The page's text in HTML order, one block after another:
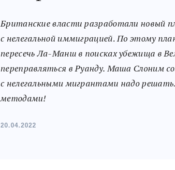
Британские власти разработали новый
с нелегальной иммиграцией. По этому
пересечь Ла-Манш в поисках убежища в
переправляться в Руанду. Маша Слоним
с нелегальными мигрантами надо
методами!
20.04.2022